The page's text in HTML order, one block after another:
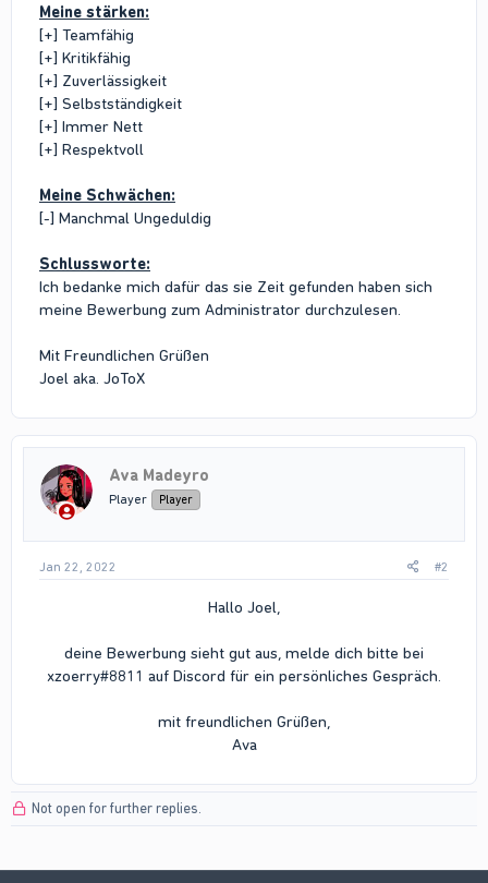
Meine stärken:
[+] Teamfähig
[+] Kritikfähig
[+] Zuverlässigkeit
[+] Selbstständigkeit
[+] Immer Nett
[+] Respektvoll
Meine Schwächen:
[-] Manchmal Ungeduldig
Schlussworte:
Ich bedanke mich dafür das sie Zeit gefunden haben sich
meine Bewerbung zum Administrator durchzulesen.
Mit Freundlichen Grüßen
Joel aka. JoToX
Ava Madeyro
Player Player
Jan 22, 2022 #2
Hallo Joel,
deine Bewerbung sieht gut aus, melde dich bitte bei
xzoerry#8811 auf Discord für ein persönliches Gespräch.
mit freundlichen Grüßen,
Ava​
Not open for further replies.